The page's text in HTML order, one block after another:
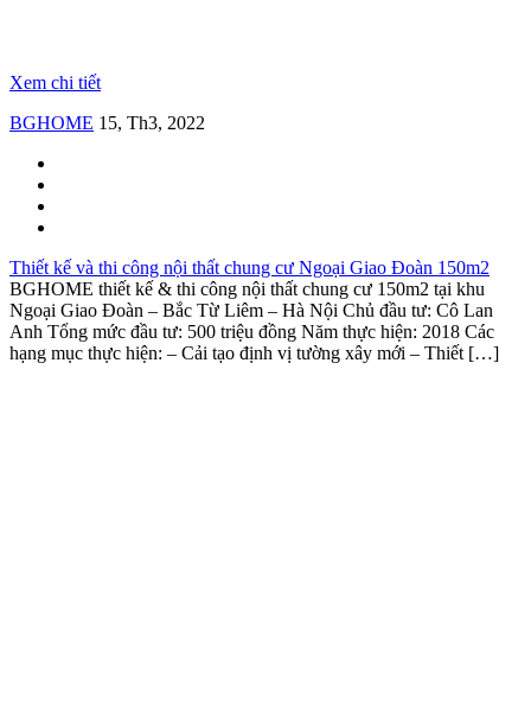
Xem chi tiết
BGHOME 15, Th3, 2022
Thiết kế và thi công nội thất chung cư Ngoại Giao Đoàn 150m2
BGHOME thiết kế & thi công nội thất chung cư 150m2 tại khu
Ngoại Giao Đoàn – Bắc Từ Liêm – Hà Nội Chủ đầu tư: Cô Lan
Anh Tổng mức đầu tư: 500 triệu đồng Năm thực hiện: 2018 Các
hạng mục thực hiện: – Cải tạo định vị tường xây mới – Thiết […]